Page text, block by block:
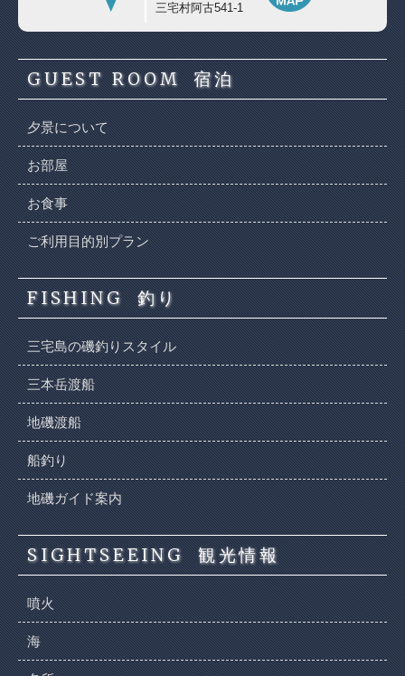
三宅村阿古541-1
GUEST ROOM 宿泊
夕景について
お部屋
お食事
ご利用目的別プラン
FISHING 釣り
三宅島の磯釣りスタイル
三本岳渡船
地磯渡船
船釣り
地磯ガイド案内
SIGHTSEEING 観光情報
噴火
海